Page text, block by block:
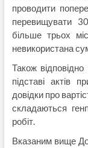
проводити
перевищувати
більше трьох
невикористана
Також
підставі актів
довідки про
складаються
робіт.
Вказаним вище